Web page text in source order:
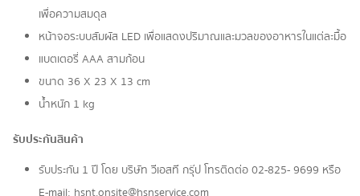
เพื่อความสมดุล
หน้าจอระบบสัมผัส LED เพื่อแสดงปริมาณและมวลของอาหารในแต่ละมื้อ
แบตเตอรี่ AAA สามก้อน
ขนาด 36 X 23 X 13 cm
น้ำหนัก 1 kg
รับประกันสินค้า
รับประกัน 1 ปี โดย บริษัท วีเอสที กรุ๊ป โทรติดต่อ 02-825- 9699 หรือ